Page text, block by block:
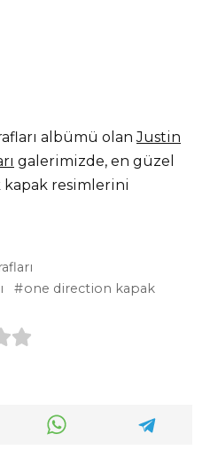
albümü olanJustin
galerimizde, en güzel
resimlerini
one direction kapak